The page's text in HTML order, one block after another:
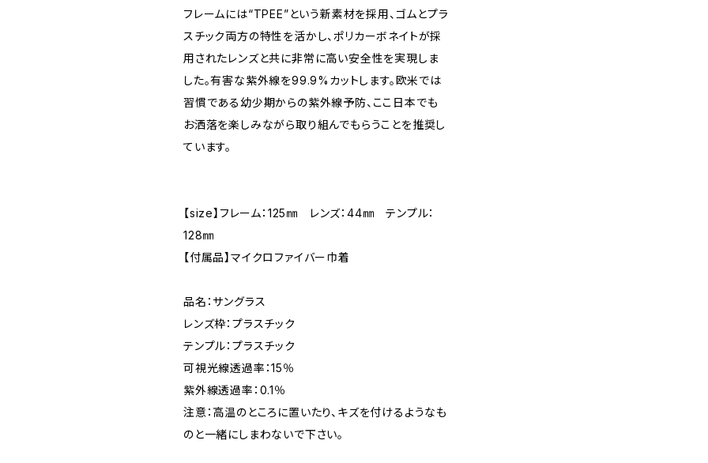
フレームには“TPEE”という新素材を採用、ゴムとプラ
スチック両方の特性を活かし、ポリカーボネイトが採
用されたレンズと共に非常に高い安全性を実現しま
した。有害な紫外線を99.9%カットします。欧米では
習慣である幼少期からの紫外線予防、ここ日本でも
お洒落を楽しみながら取り組んでもらうことを推奨し
ています。
【size】フレーム：125㎜ レンズ：44㎜ テンプル：
128㎜
【付属品】マイクロファイバー巾着
品名：サングラス
レンズ枠：プラスチック
テンプル：プラスチック
可視光線透過率：15％
紫外線透過率：0.1％
注意：高温のところに置いたり、キズを付けるようなも
のと一緒にしまわないで下さい。